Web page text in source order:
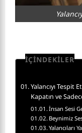
İÇİNDEKİLER
Yalancıyı Tespit
Kapatın ve
İnsan Sesi
Beynimiz
Yalancıları